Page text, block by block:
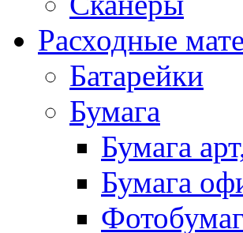
Расходные
Батарейки
Бумага
Бумага
Бумага